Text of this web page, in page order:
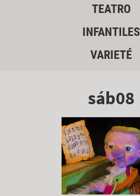
TEATRO
INFANTILES
VARIETÉ
sáb08